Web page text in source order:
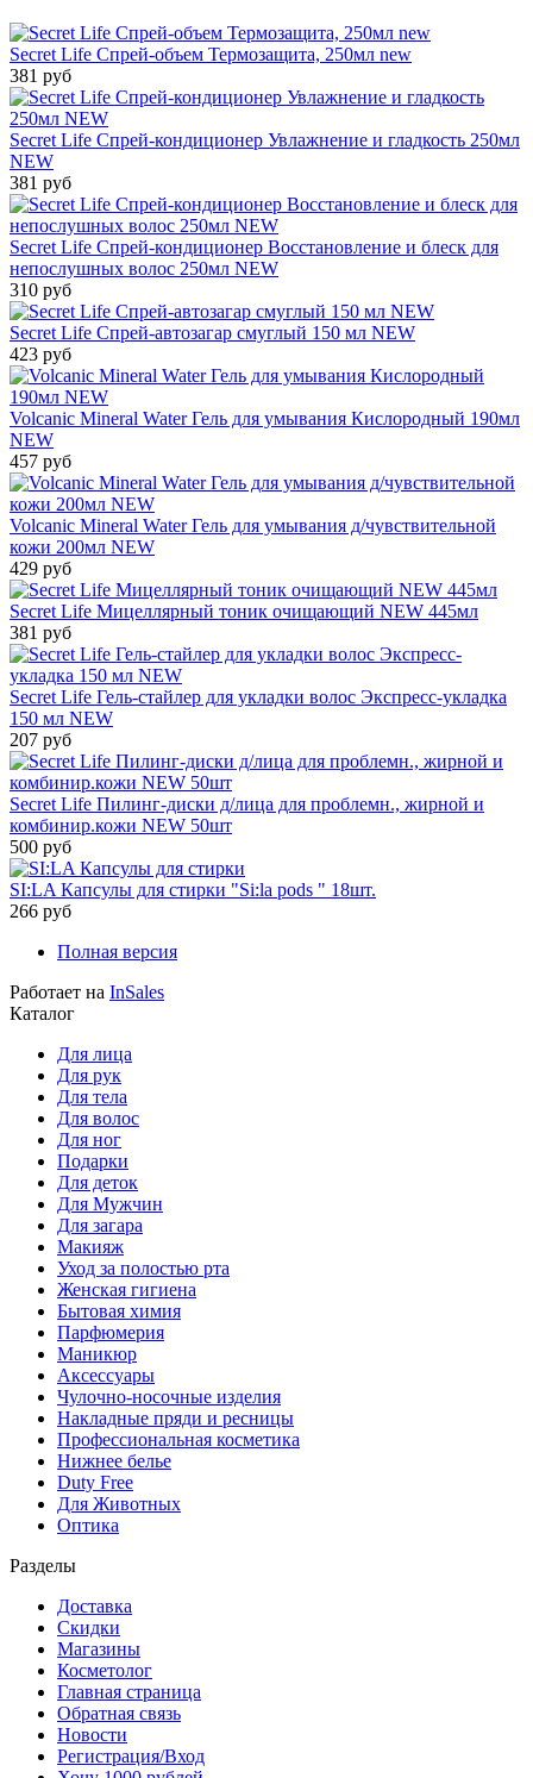
Secret Life Спрей-объем Термозащита, 250мл new
381 руб
Secret Life Спрей-кондиционер Увлажнение и гладкость 250мл
NEW
381 руб
Secret Life Спрей-кондиционер Восстановление и блеск для
непослушных волос 250мл NEW
310 руб
Secret Life Спрей-автозагар смуглый 150 мл NEW
423 руб
Volcanic Mineral Water Гель для умывания Кислородный 190мл
NEW
457 руб
Volcanic Mineral Water Гель для умывания д/чувствительной
кожи 200мл NEW
429 руб
Secret Life Мицеллярный тоник очищающий NEW 445мл
381 руб
Secret Life Гель-стайлер для укладки волос Экспресс-укладка
150 мл NEW
207 руб
Secret Life Пилинг-диски д/лица для проблемн., жирной и
комбинир.кожи NEW 50шт
500 руб
SI:LA Капсулы для стирки "Si:la pods " 18шт.
266 руб
Полная версия
Работает на InSales
Каталог
Для лица
Для рук
Для тела
Для волос
Для ног
Подарки
Для деток
Для Мужчин
Для загара
Макияж
Уход за полостью рта
Женская гигиена
Бытовая химия
Парфюмерия
Маникюр
Аксессуары
Чулочно-носочные изделия
Накладные пряди и ресницы
Профессиональная косметика
Нижнее белье
Duty Free
Для Животных
Оптика
Разделы
Доставка
Скидки
Магазины
Косметолог
Главная страница
Обратная связь
Новости
Регистрация/Вход